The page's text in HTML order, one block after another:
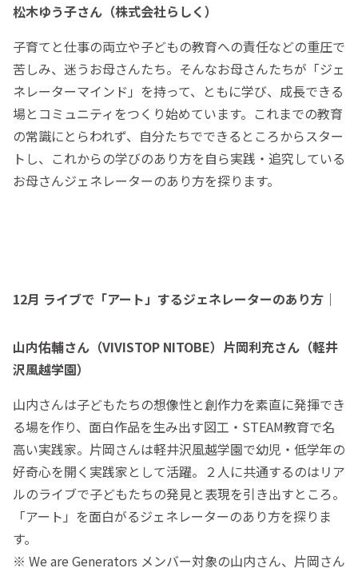
松木ゆう子さん（株式会社らしく）
子育てと仕事の両立や子どもの教育への責任などの重圧で
苦しみ、迷うお母さんたち。そんなお母さんたちが「ジェ
ネレーターマインド」を持って、ともに学び、成長できる
場とコミュニティをつくり始めています。これまでの教育
の常識にとらわれず、自分たちでできるところからスター
トし、これからの学びのあり方を自ら実践・追究している
お母さんジェネレーターのあり方を探ります。
12月 ライブで「アート」するジェネレーターのあり方｜
山内佑輔さん（VIVISTOP NITOBE）片岡利充さん（軽井
沢風越学園）
山内さんは子どもたちの想像性と創作力を素直に発揮でき
る場を作り、面白作品を生み出す図工・STEAM教育で名
高い実践家。片岡さんは軽井沢風越学園で幼児・低学年の
好奇心を開く実践家として活躍。２人に共通するのはリア
ルのライブで子どもたちの発見と表現を引き出すところ。
「アート」を面白がるジェネレーターのあり方を探りま
す。
※ We are Generators メンバー対象の山内さん、片岡さん